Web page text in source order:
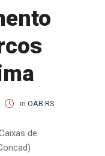
in OAB RS
de